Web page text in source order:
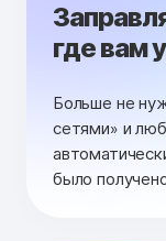
где вам
Больше не
сетями» и
было